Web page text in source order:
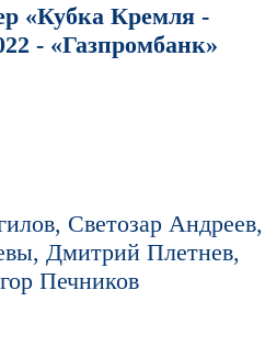
«Кубка Кремля -
- «Газпромбанк»
Светозар Андреев,
Дмитрий Плетнев,
Печников